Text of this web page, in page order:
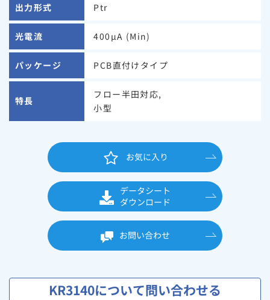
出力形式 Ptr
光電流 400μA (Min)
パッケージ PCB直付けタイプ
特長
フロー半田対応,
小型
お気に入り
データシート
ダウンロード
お問い合わせ
KR3140について問い合わせる